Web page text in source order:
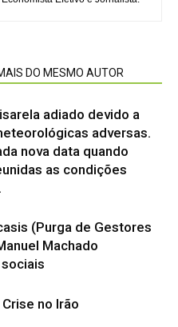
DO MESMO AUTOR
adiado devido a
adversas.
nova data quando
as condições
(Purga de Gestores
Machado
no Irão